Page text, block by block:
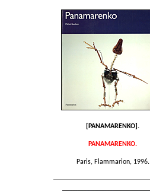
[PANAMARENKO].
PANAMARENKO.
Paris, Flammarion, 1996.